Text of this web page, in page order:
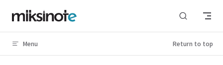
Skip to content
Menu Return to top